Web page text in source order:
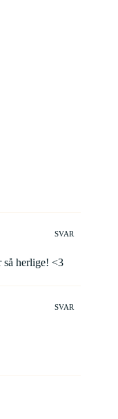
SVAR
så herlige! <3
SVAR